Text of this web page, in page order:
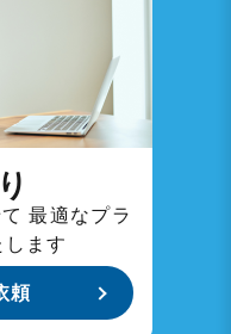
最適なプラ
ます
頼